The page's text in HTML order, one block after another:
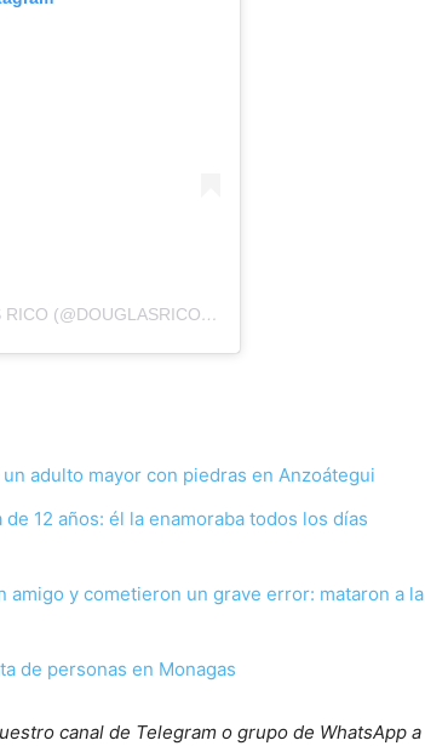
UNA PUBLICACIÓN COMPARTIDA POR DOUGLAS RICO (@DOUGLASRICOVZLA)
adulto mayor con piedras en Anzoátegui
12 años: él la enamoraba todos los días
y cometieron un grave error: mataron a la
de personas en Monagas
canal de Telegram o grupo de WhatsApp a